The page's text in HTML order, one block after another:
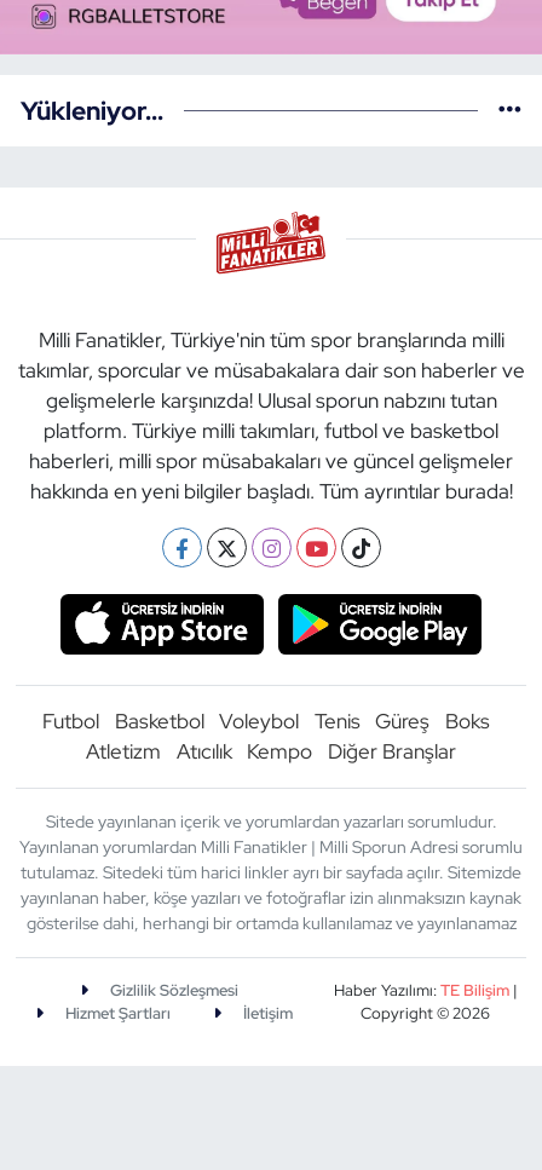
Yükleniyor...
Milli Fanatikler, Türkiye'nin tüm spor branşlarında milli
takımlar, sporcular ve müsabakalara dair son haberler ve
gelişmelerle karşınızda! Ulusal sporun nabzını tutan
platform. Türkiye milli takımları, futbol ve basketbol
haberleri, milli spor müsabakaları ve güncel gelişmeler
hakkında en yeni bilgiler başladı. Tüm ayrıntılar burada!
Futbol Basketbol Voleybol Tenis Güreş
Boks
Atletizm
Atıcılık Kempo Diğer Branşlar
Sitede yayınlanan içerik ve yorumlardan yazarları sorumludur.
Yayınlanan yorumlardan Milli Fanatikler | Milli Sporun Adresi sorumlu
tutulamaz. Sitedeki tüm harici linkler ayrı bir sayfada açılır. Sitemizde
yayınlanan haber, köşe yazıları ve fotoğraflar izin alınmaksızın kaynak
gösterilse dahi, herhangi bir ortamda kullanılamaz ve yayınlanamaz
Gizlilik Sözleşmesi
Hizmet Şartları
İletişim
Haber Yazılımı:TE Bilişim|
Copyright © 2026